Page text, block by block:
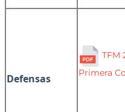
Defensas
TFM
Primera